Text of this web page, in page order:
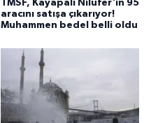
TMSF, Kayapalı Nilüfer'in 95
aracını satışa çıkarıyor!
Muhammen bedel belli oldu